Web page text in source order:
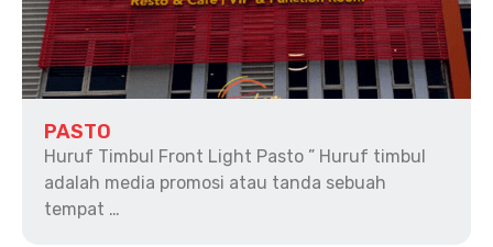
PASTO
Huruf Timbul Front Light Pasto ” Huruf timbul
adalah media promosi atau tanda sebuah
tempat …